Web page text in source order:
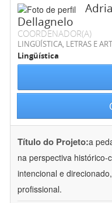
Dellagnelo
COORDENADOR(A)
LINGÜÍSTICA, LETRAS E
Lingüística
Título do Projeto:a
na perspectiva histórico-
intencional e
profissional.